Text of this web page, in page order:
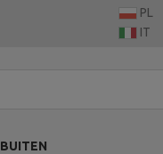
PL
IT
BUITEN